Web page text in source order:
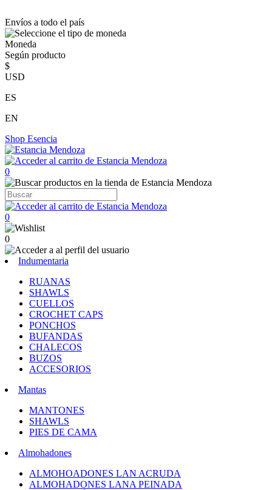
Envíos a todo el país
Moneda
Según producto
$
USD
ES
EN
Shop Esencia
0
0
0
Indumentaria
RUANAS
SHAWLS
CUELLOS
CROCHET CAPS
PONCHOS
BUFANDAS
CHALECOS
BUZOS
ACCESORIOS
Mantas
MANTONES
SHAWLS
PIES DE CAMA
Almohadones
ALMOHOADONES LAN ACRUDA
ALMOHADONES LANA PEINADA